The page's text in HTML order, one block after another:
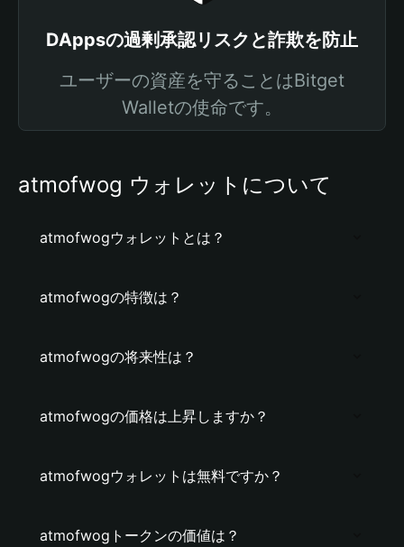
DAppsの過剰承認リスクと詐欺を防止
ユーザーの資産を守ることはBitget
Walletの使命です。
atmofwog ウォレットについて
atmofwogウォレットとは？
atmofwogの特徴は？
atmofwogの将来性は？
atmofwogの価格は上昇しますか？
atmofwogウォレットは無料ですか？
atmofwogトークンの価値は？